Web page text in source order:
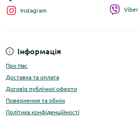
Інформація
Про Нас
Доставка та оплата
Договір публічної оферти
Повернення та обмін
Політика конфіденційності
Instagram Viber